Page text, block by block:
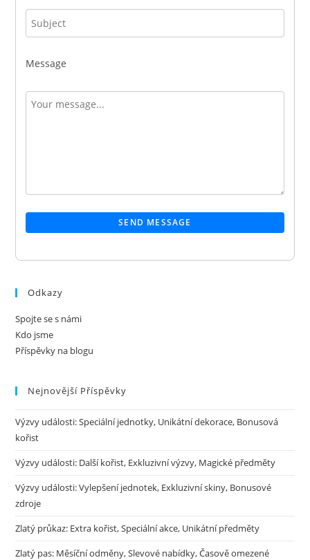
Message
SEND MESSAGE
Odkazy
Spojte se s námi
Kdo jsme
Příspěvky na blogu
Nejnovější Příspěvky
Výzvy události: Speciální jednotky, Unikátní dekorace, Bonusová
kořist
Výzvy události: Další kořist, Exkluzivní výzvy, Magické předměty
Výzvy události: Vylepšení jednotek, Exkluzivní skiny, Bonusové
zdroje
Zlatý průkaz: Extra kořist, Speciální akce, Unikátní předměty
Zlatý pas: Měsíční odměny, Slevové nabídky, Časově omezené